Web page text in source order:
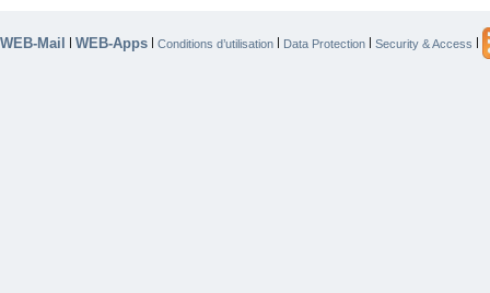
WEB-Mail | WEB-Apps | Conditions d’utilisation | Data Protection | Security & Access |